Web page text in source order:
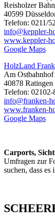
Reisholzer
40599
Telefon: 0211/
info@keppler-
www.keppler-
Google Maps
HolzLand
Am Ostbahnhof
40878 Ratingen
Telefon: 02102-
info@franken-
www.franken-
Google Maps
Carports,
Umfragen zur
suchen, dass